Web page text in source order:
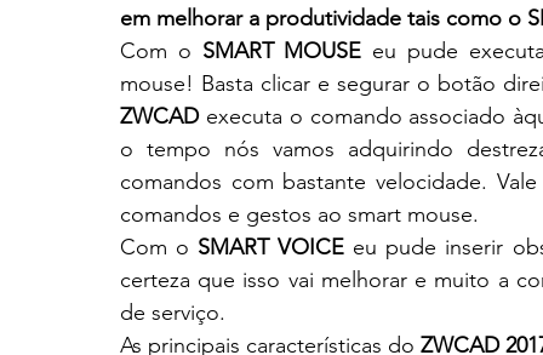
em melhorar a produtividade tais como o
Com o SMART MOUSE eu pude
ZWCAD executa o comando associado
o tempo nós vamos adquirindo
comandos com bastante velocidade.
comandos e gestos ao smart mouse.
Com o SMART VOICE eu pude inserir
certeza que isso vai melhorar e muito a
de serviço.
As principais características do ZWCAD